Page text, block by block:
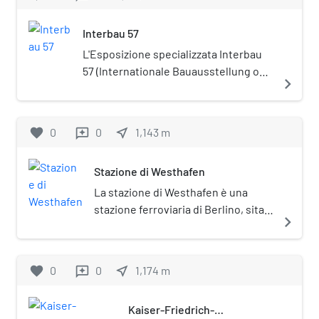
Interbau 57
L'Esposizione specializzata Interbau
57 (Internationale Bauausstellung o
un grande evento espositivo di
Ovest nel 1957. Per l'occasione
Quartiere Hansa a Berlino-Tiergarten
Kongresshalle a Berlino-Tiergarten
(oggi Haus der Kulturen der Welt)
Charlottenburg.La manifestazione
IBA 84.
navigate_next
favorite 0 reviews 0 near_me 1,143 m
Stazione di Westhafen
La stazione di Westhafen è una
stazione ferroviaria di Berlino, sita
navigate_next
favorite 0 reviews 0 near_me 1,174 m
Kaiser-Friedrich-